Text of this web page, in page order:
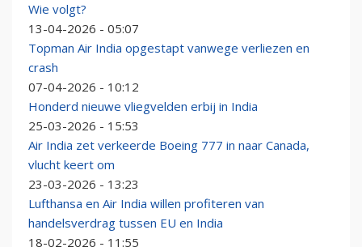
Wie volgt?
13-04-2026 - 05:07
Topman Air India opgestapt vanwege verliezen en
crash
07-04-2026 - 10:12
Honderd nieuwe vliegvelden erbij in India
25-03-2026 - 15:53
Air India zet verkeerde Boeing 777 in naar Canada,
vlucht keert om
23-03-2026 - 13:23
Lufthansa en Air India willen profiteren van
handelsverdrag tussen EU en India
18-02-2026 - 11:55